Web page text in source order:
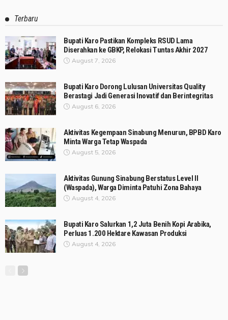
Terbaru
Bupati Karo Pastikan Kompleks RSUD Lama
Diserahkan ke GBKP, Relokasi Tuntas Akhir 2027
August 7, 2026
Bupati Karo Dorong Lulusan Universitas Quality
Berastagi Jadi Generasi Inovatif dan Berintegritas
August 6, 2026
Aktivitas Kegempaan Sinabung Menurun, BPBD Karo
Minta Warga Tetap Waspada
August 5, 2026
Aktivitas Gunung Sinabung Berstatus Level II
(Waspada), Warga Diminta Patuhi Zona Bahaya
August 4, 2026
Bupati Karo Salurkan 1,2 Juta Benih Kopi Arabika,
Perluas 1.200 Hektare Kawasan Produksi
August 4, 2026